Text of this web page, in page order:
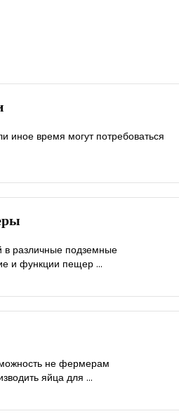
иное время могут потребоваться
в различные подземные
и функции пещер ...
не фермерам
яйца для ...